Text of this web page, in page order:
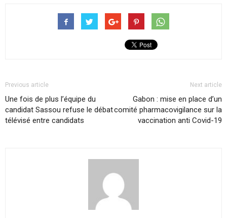
Previous article
Une fois de plus l’équipe du
candidat Sassou refuse le débat
télévisé entre candidats
Next article
Gabon : mise en place d’un
comité pharmacovigilance sur la
vaccination anti Covid-19